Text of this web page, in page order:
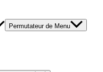
Permutateur de Menu